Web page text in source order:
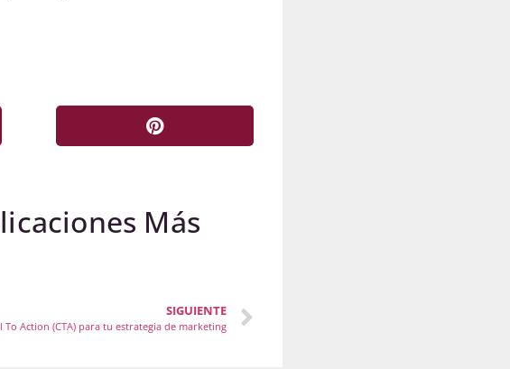
Más
SIGUIENTE
To Action (CTA) para tu estrategia de marketing